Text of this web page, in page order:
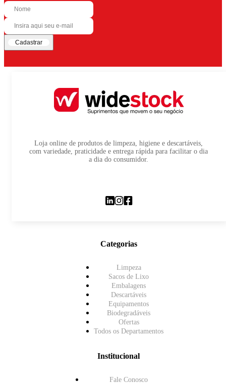
Cadastrar
Loja online de produtos de limpeza, higiene e descartáveis,
com variedade, praticidade e entrega rápida para facilitar o dia
a dia do consumidor.
Categorias
Limpeza
Sacos de Lixo
Embalagens
Descartáveis
Equipamentos
Biodegradáveis
Ofertas
Todos os Departamentos
Institucional
Fale Conosco